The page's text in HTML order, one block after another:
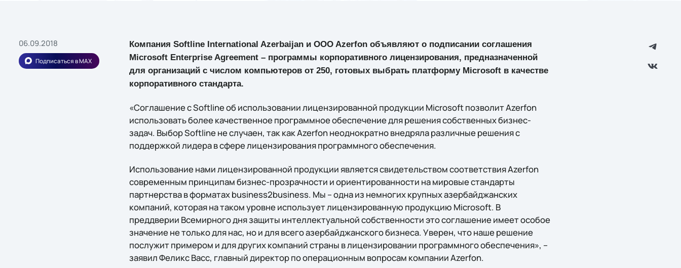
06.09.2018
Подписаться в MAX
Компания Softline International Azerbaijan и OOO Azerfon объявляют о подписании соглашения
Microsoft Enterprise Agreement – программы корпоративного лицензирования, предназначенной
для организаций с числом компьютеров от 250, готовых выбрать платформу Microsoft в качестве
корпоративного стандарта.
«Соглашение с Softline об использовании лицензированной продукции Microsoft позволит Azerfon
использовать более качественное программное обеспечение для решения собственных бизнес-
задач. Выбор Softline не случаен, так как Azerfon неоднократно внедряла различные решения с
поддержкой лидера в сфере лицензирования программного обеспечения.
Использование нами лицензированной продукции является свидетельством соответствия Azerfon
современным принципам бизнес-прозрачности и ориентированности на мировые стандарты
партнерства в форматах business2business. Мы – одна из немногих крупных азербайджанских
компаний, которая на таком уровне использует лицензированную продукцию Microsoft. В
преддверии Всемирного дня защиты интеллектуальной собственности это соглашение имеет особое
значение не только для нас, но и для всего азербайджанского бизнеса. Уверен, что наше решение
послужит примером и для других компаний страны в лицензировании программного обеспечения», –
заявил Феликс Васс, главный директор по операционным вопросам компании Azerfon.